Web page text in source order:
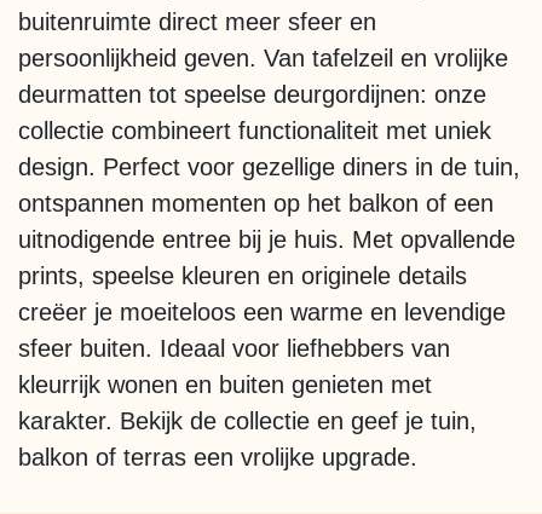
buitenruimte direct meer sfeer en
persoonlijkheid geven. Van tafelzeil en vrolijke
deurmatten tot speelse deurgordijnen: onze
collectie combineert functionaliteit met uniek
design. Perfect voor gezellige diners in de tuin,
ontspannen momenten op het balkon of een
uitnodigende entree bij je huis. Met opvallende
prints, speelse kleuren en originele details
creëer je moeiteloos een warme en levendige
sfeer buiten. Ideaal voor liefhebbers van
kleurrijk wonen en buiten genieten met
karakter. Bekijk de collectie en geef je tuin,
balkon of terras een vrolijke upgrade.